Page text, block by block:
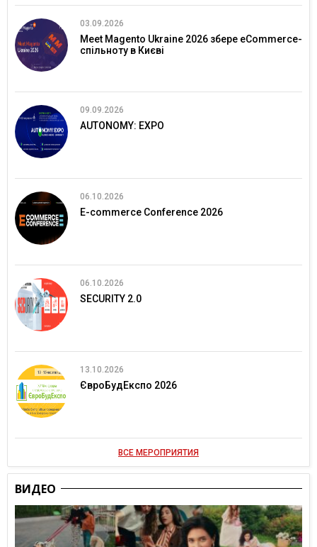
03.09.2026
Meet Magento Ukraine 2026 збере eCommerce-
спільноту в Києві
09.09.2026
AUTONOMY: EXPO
06.10.2026
E-commerce Conference 2026
06.10.2026
SECURITY 2.0
13.10.2026
ЄвроБудЕкспо 2026
ВСЕ МЕРОПРИЯТИЯ
ВИДЕО